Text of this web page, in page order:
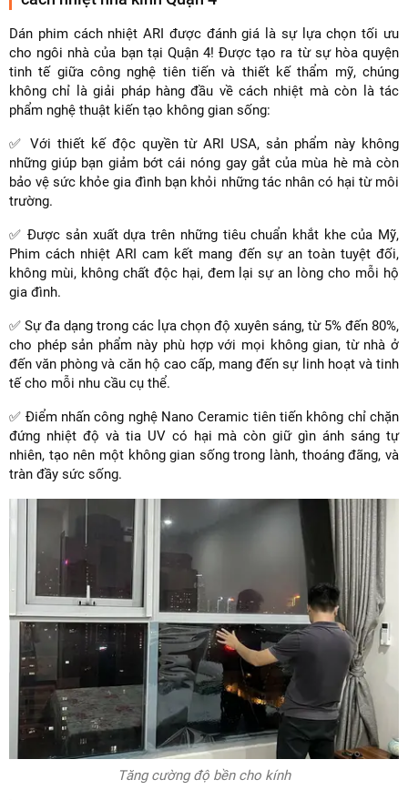
Dán phim cách nhiệt ARI được đánh giá là sự lựa chọn tối ưu
cho ngôi nhà của bạn tại Quận 4! Được tạo ra từ sự hòa quyện
tinh tế giữa công nghệ tiên tiến và thiết kế thẩm mỹ, chúng
không chỉ là giải pháp hàng đầu về cách nhiệt mà còn là tác
phẩm nghệ thuật kiến tạo không gian sống:
✅ Với thiết kế độc quyền từ ARI USA, sản phẩm này không
những giúp bạn giảm bớt cái nóng gay gắt của mùa hè mà còn
bảo vệ sức khỏe gia đình bạn khỏi những tác nhân có hại từ môi
trường.
✅ Được sản xuất dựa trên những tiêu chuẩn khắt khe của Mỹ,
Phim cách nhiệt ARI cam kết mang đến sự an toàn tuyệt đối,
không mùi, không chất độc hại, đem lại sự an lòng cho mỗi hộ
gia đình.
✅ Sự đa dạng trong các lựa chọn độ xuyên sáng, từ 5% đến 80%,
cho phép sản phẩm này phù hợp với mọi không gian, từ nhà ở
đến văn phòng và căn hộ cao cấp, mang đến sự linh hoạt và tinh
tế cho mỗi nhu cầu cụ thể.
✅ Điểm nhấn công nghệ Nano Ceramic tiên tiến không chỉ chặn
đứng nhiệt độ và tia UV có hại mà còn giữ gìn ánh sáng tự
nhiên, tạo nên một không gian sống trong lành, thoáng đãng, và
tràn đầy sức sống.
Tăng cường độ bền cho kính